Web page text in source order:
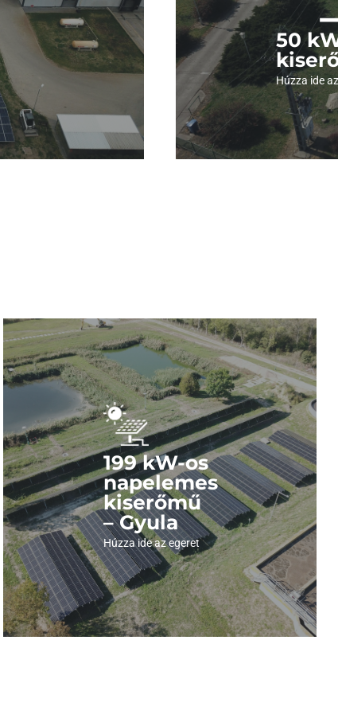
50
Húzza ide
199 kW-os
napelemes
kiserőmű
– Gyula
Húzza ide az egeret
Nézze meg a képeket!
Kattintson és nézze meg fotóinkat az erőműről!
Megnézem a képeket